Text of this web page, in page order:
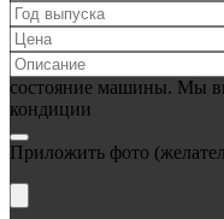
состояние машины. Мы
кондиции
Приложить фото